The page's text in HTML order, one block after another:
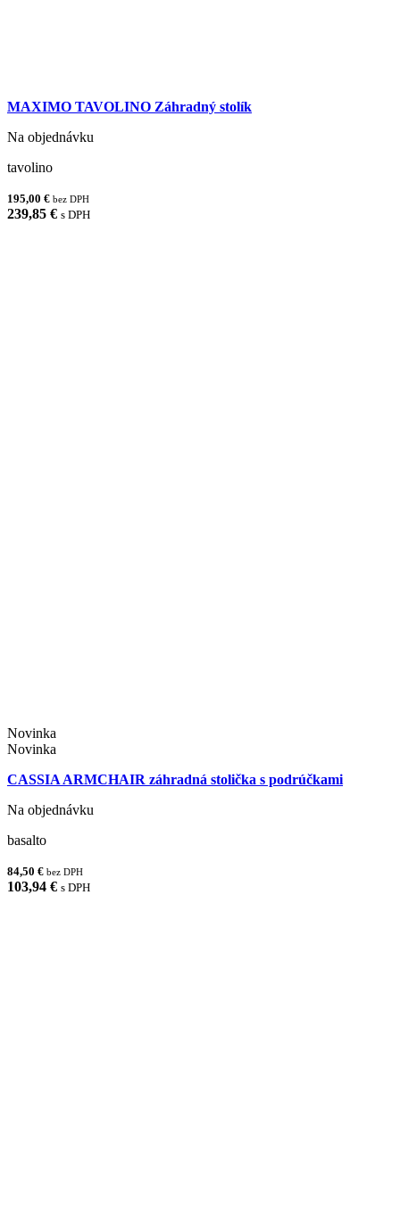
MAXIMO TAVOLINO Záhradný stolík
Na objednávku
tavolino
195,00 € bez DPH
239,85 € s DPH
Novinka
Novinka
CASSIA ARMCHAIR záhradná stolička s podrúčkami
Na objednávku
basalto
84,50 € bez DPH
103,94 € s DPH